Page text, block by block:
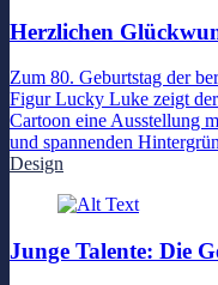
Herzlichen
Zum 80. Geburtstag der
Figur Lucky Luke zeigt
Cartoon eine Ausstellung
und spannenden
Design
Junge Talente: Die